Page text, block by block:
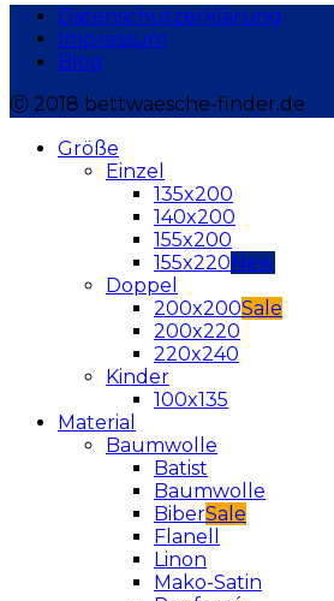
Datenschutzerklärung
Impressum
Blog
Ⓒ 2018 bettwaesche-finder.de
Größe
Einzel
135x200
140x200
155x200
155x220
Doppel
200x200
200x220
220x240
Kinder
100x135
Material
Baumwolle
Batist
Baumwolle
Biber
Flanell
Linon
Mako-Satin